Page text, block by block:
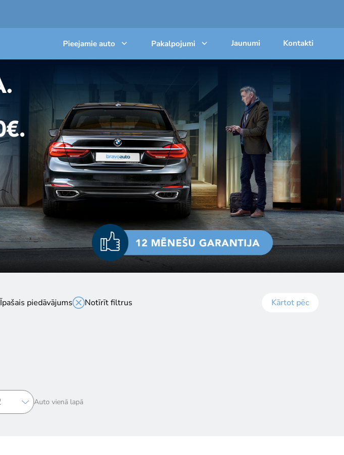
Pieejamie auto Pakalpojumi Jaunumi Kontakti
Īpašais piedāvājums Notīrīt filtrus Kārtot pēc
Auto vienā lapā